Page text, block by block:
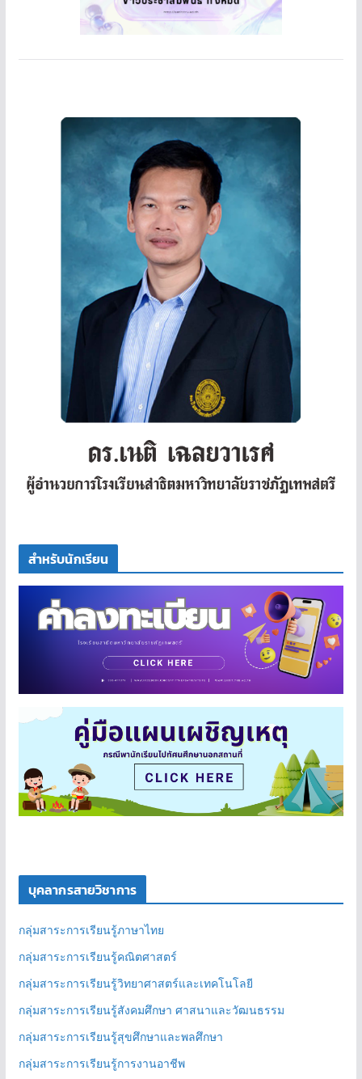
สำหรับนักเรียน
บุคลากรสายวิชาการ
กลุ่มสาระการเรียนรู้ภาษาไทย
กลุ่มสาระการเรียนรู้คณิตศาสตร์
กลุ่มสาระการเรียนรู้วิทยาศาสตร์และเทคโนโลยี
กลุ่มสาระการเรียนรู้สังคมศึกษา ศาสนาและวัฒนธรรม
กลุ่มสาระการเรียนรู้สุขศึกษาและพลศึกษา
กลุ่มสาระการเรียนรู้การงานอาชีพ